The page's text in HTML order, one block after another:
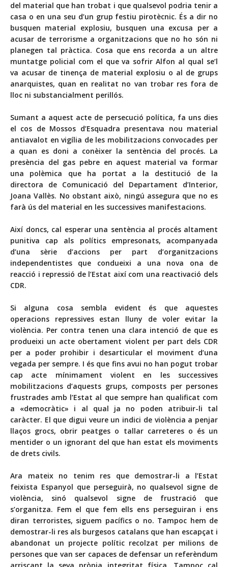
del material que han trobat i que qualsevol podria tenir a
casa o en una seu d’un grup festiu pirotècnic. És a dir no
busquen material explosiu, busquen una excusa per a
acusar de terrorisme a organitzacions que no ho són ni
planegen tal pràctica. Cosa que ens recorda a un altre
muntatge policial com el que va sofrir Alfon al qual se’l
va acusar de tinença de material explosiu o al de grups
anarquistes, quan en realitat no van trobar res fora de
lloc ni substancialment perillós.
Sumant a aquest acte de persecució política, fa uns dies
el cos de Mossos d’Esquadra presentava nou material
antiavalot en vigília de les mobilitzacions convocades per
a quan es doni a conèixer la sentència del procés. La
presència del gas pebre en aquest material va formar
una polèmica que ha portat a la destitució de la
directora de Comunicació del Departament d’Interior,
Joana Vallès. No obstant això, ningú assegura que no es
farà ús del material en les successives manifestacions.
Així doncs, cal esperar una sentència al procés altament
punitiva cap als polítics empresonats, acompanyada
d’una sèrie d’accions per part d’organitzacions
independentistes que condueixi a una nova ona de
reacció i repressió de l’Estat així com una reactivació dels
CDR.
Si alguna cosa sembla evident és que aquestes
operacions repressives estan lluny de voler evitar la
violència. Per contra tenen una clara intenció de que es
produeixi un acte obertament violent per part dels CDR
per a poder prohibir i desarticular el moviment d’una
vegada per sempre. I és que fins avui no han pogut trobar
cap acte mínimament violent en les successives
mobilitzacions d’aquests grups, composts per persones
frustrades amb l’Estat al que sempre han qualificat com
a «democràtic» i al qual ja no poden atribuir-li tal
caràcter. El que digui veure un indici de violència a penjar
llaços grocs, obrir peatges o tallar carreteres o és un
mentider o un ignorant del que han estat els moviments
de drets civils.
Ara mateix no tenim res que demostrar-li a l’Estat
feixista Espanyol que perseguirà, no qualsevol signe de
violència, sinó qualsevol signe de frustració que
s’organitza. Fem el que fem ells ens perseguiran i ens
diran terroristes, siguem pacífics o no. Tampoc hem de
demostrar-li res als burgesos catalans que han escapçat i
abandonat un projecte polític recolzat per milions de
persones que van ser capaces de defensar un referèndum